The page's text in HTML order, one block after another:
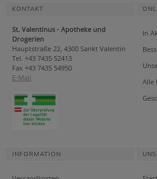
KONTAKT
St. Valentinus - Apotheke und
Drogerien
Hauptstraße 22, 4300 Sankt Valentin
Tel. +43 7435 52413
Fax +43 7435 54950
E-Mail
In
Alle
INFORMATION